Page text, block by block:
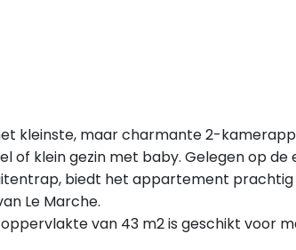
kleinste, maar charmante 2-
of klein gezin met baby. Gelegen op
biedt het appartement prachtig
Le Marche.
van 43 m2 is geschikt voor